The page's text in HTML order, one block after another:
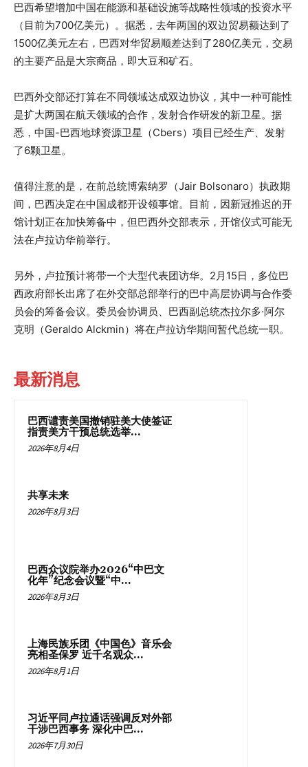
巴西希望增加中国在能源和基础设施等战略性领域的投资水平
（目前为700亿美元）。据悉，去年两国的双边贸易额达到了
1500亿美元左右，巴西对华贸易顺差达到了280亿美元，交易
的主要产品是大宗商品，即大豆和矿石。
巴西外交部还打算在不同领域达成双边协议，其中一种可能性
是扩大两国在航天领域的合作，发射合作研发的新卫星。据
悉，中国-巴西地球资源卫星（Cbers）项目已经生产、发射
了6颗卫星。
值得注意的是，在前总统博索纳罗（Jair Bolsonaro）执政期
间，巴西决定在中国成都开设领事馆。目前，因新冠推迟的开
馆计划正在加快筹备中，但巴西外交部表示，开馆仪式可能无
法在卢拉访华前举行。
另外，卢拉预计将带一个大型代表团访华。2月15日，多位巴
西政府部长出席了在外交部总部举行的巴中高层协调与合作委
员会的筹备会议。委员会协调员、巴西副总统杰拉尔多·阿尔
克明（Geraldo Alckmin）将在卢拉访华期间暂代总统一职。
最新消息
巴西谴责美国撤销驻美大使签证
指责美方干预总统选举...
2026年8月4日
共享未来
2026年8月3日
巴西众议院举办2026“中巴文
化年”纪念会议暨“中...
2026年8月3日
上海民族乐团《中国色》音乐会
亮相圣保罗 近千名观众...
2026年8月1日
习近平同卢拉通话强调反对外部
干涉巴西事务 深化中巴...
2026年7月30日